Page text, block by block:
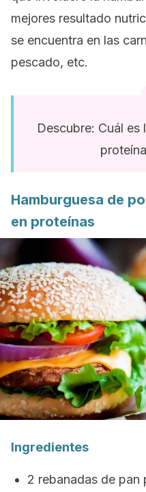
mejores resultado
se encuentra en las
pescado, etc.
Descubre: Cuál
Hamburguesa de
en proteínas
Ingredientes
2 rebanadas de pan